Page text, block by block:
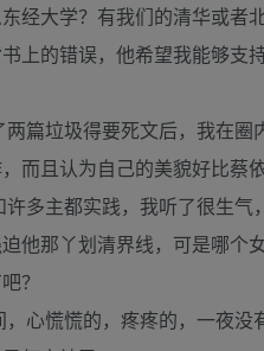
经大学？有我们的清华或
上的错误，他希望我能够支
篇垃圾得要死文后，我在
而且认为自己的美貌好比蔡
多主都实践，我听了很生
他那丫划清界线，可是哪个
？
心慌慌的，疼疼的，一夜